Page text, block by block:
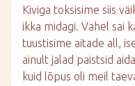
Kiviga toksisime siis
ikka midagi. Vahel sai
tuustisime aitade all,
ainult jalad paistsid
kuid lõpus oli meil